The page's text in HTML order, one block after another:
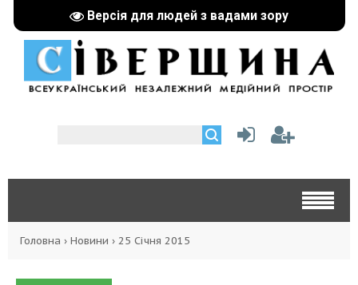
Версія для людей з вадами зору
Головна › Новини › 25 Січня 2015